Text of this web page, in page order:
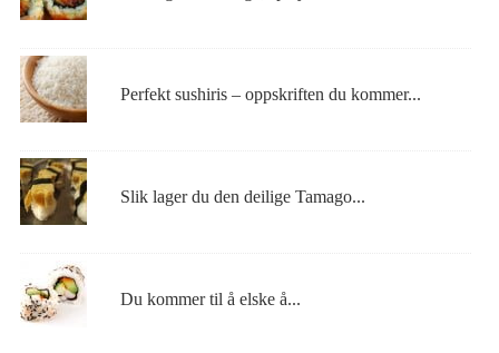
Perfekt sushiris – oppskriften du kommer...
Slik lager du den deilige Tamago...
Du kommer til å elske å...